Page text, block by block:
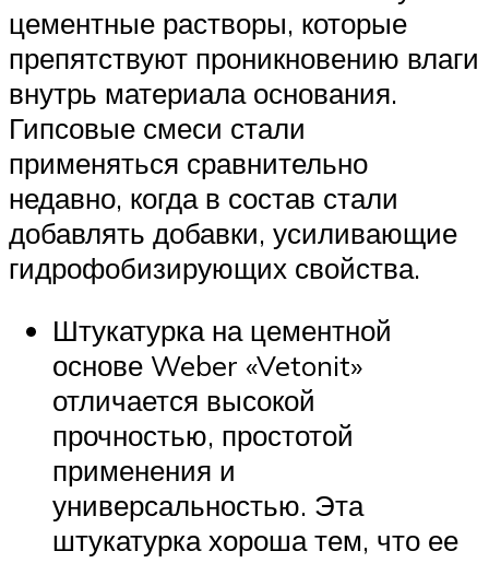
цементные растворы, которые
препятствуют проникновению влаги
внутрь материала основания.
Гипсовые смеси стали
применяться сравнительно
недавно, когда в состав стали
добавлять добавки, усиливающие
гидрофобизирующих свойства.
Штукатурка на цементной
основе Weber «Vetonit»
отличается высокой
прочностью, простотой
применения и
универсальностью. Эта
штукатурка хороша тем, что ее